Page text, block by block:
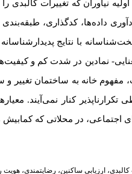
داده‌ها، کدگذاری،
با نتایج
نمادین در شدت کم و
مفهوم خانه به ساختمان
تکرارناپذیر کنار نمی‌آیند.
اجتماعی‌، در محلاتی که کمابیش
، ارزیابی ساکنین، رضایتمندی، هویت